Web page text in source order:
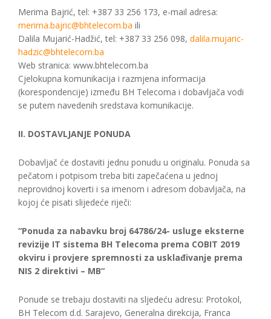
Merima Bajrić, tel: +387 33 256 173, e-mail adresa:
merima.bajric@bhtelecom.ba ili
Dalila Mujarić-Hadžić, tel: +387 33 256 098, dalila.mujaric-
hadzic@bhtelecom.ba
Web stranica: www.bhtelecom.ba
Cjelokupna komunikacija i razmjena informacija
(korespondencije) između BH Telecoma i dobavljača vodi
se putem navedenih sredstava komunikacije.
II. DOSTAVLJANJE PONUDA
Dobavljač će dostaviti jednu ponudu u originalu. Ponuda sa
pečatom i potpisom treba biti zapečaćena u jednoj
neprovidnoj koverti i sa imenom i adresom dobavljača, na
kojoj će pisati slijedeće riječi:
“Ponuda za nabavku broj 64786/24- usluge eksterne
revizije IT sistema BH Telecoma prema COBIT 2019
okviru i provjere spremnosti za usklađivanje prema
NIS 2 direktivi – MB“
Ponude se trebaju dostaviti na sljedeću adresu: Protokol,
BH Telecom d.d. Sarajevo, Generalna direkcija, Franca